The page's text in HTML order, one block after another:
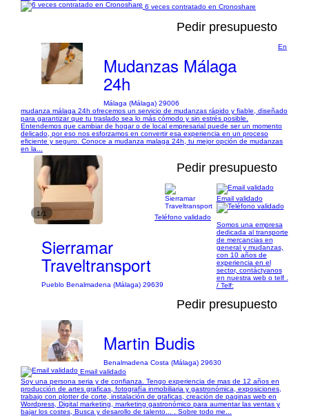
6 veces contratado en Cronoshare
Pedir presupuesto
Mudanzas Málaga
24h
Málaga (Málaga) 29006
En
mudanza málaga 24h ofrecemos un servicio de mudanzas rápido y fiable, diseñado
para garantizar que tu traslado sea lo más cómodo y sin estrés posible.
Entendemos que cambiar de hogar o de local empresarial puede ser un momento
delicado, por eso nos esforzamos en convertir esa experiencia en un proceso
eficiente y seguro. Conoce a mudanza malaga 24h, tu mejor opción de mudanzas
en la...
1/1
Pedir presupuesto
Sierramar
Traveltransport
Pueblo Benalmadena (Málaga) 29639
Email validado
Teléfono validado
Somos una empresa
dedicada al transporte
de mercancias en
general y mudanzas,
con 10 años de
experiencia en el
sector, contáctyanos
en nuestra web o telf .
/ Telf:
Pedir presupuesto
Martin Budis
Benalmadena Costa (Málaga) 29630
Email validado
Soy una persona seria y de confianza. Tengo experiencia de mas de 12 años en
producción de artes graficas, fotografía inmobiliaria y gastronómica, exposiciones,
trabajo con plotter de corte, instalación de graficas, creación de paginas web en
Wordpress, Digital marketing, marketing gastronómico para aumentar las ventas y
bajar los costes, Busca y desarollo de talento... . Sobre todo me...